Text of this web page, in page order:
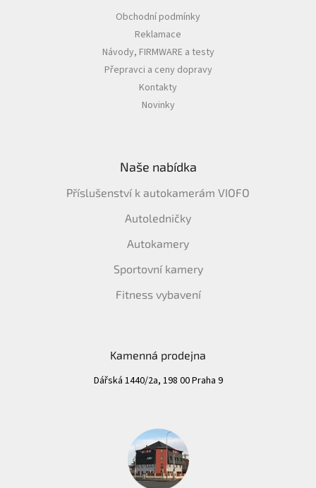
Obchodní podmínky
Reklamace
Návody, FIRMWARE a testy
Přepravci a ceny dopravy
Kontakty
Novinky
Naše nabídka
Příslušenství k autokamerám VIOFO
Autoledničky
Autokamery
Sportovní kamery
Fitness vybavení
Kamenná prodejna
Dářská 1440/2a, 198 00 Praha 9